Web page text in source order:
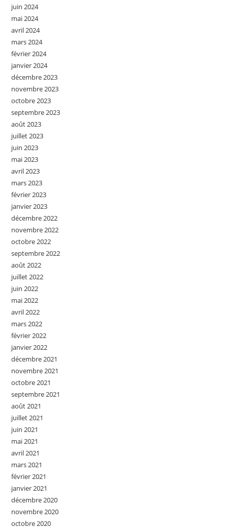
juin 2024
mai 2024
avril 2024
mars 2024
février 2024
janvier 2024
décembre 2023
novembre 2023
octobre 2023
septembre 2023
août 2023
juillet 2023
juin 2023
mai 2023
avril 2023
mars 2023
février 2023
janvier 2023
décembre 2022
novembre 2022
octobre 2022
septembre 2022
août 2022
juillet 2022
juin 2022
mai 2022
avril 2022
mars 2022
février 2022
janvier 2022
décembre 2021
novembre 2021
octobre 2021
septembre 2021
août 2021
juillet 2021
juin 2021
mai 2021
avril 2021
mars 2021
février 2021
janvier 2021
décembre 2020
novembre 2020
octobre 2020